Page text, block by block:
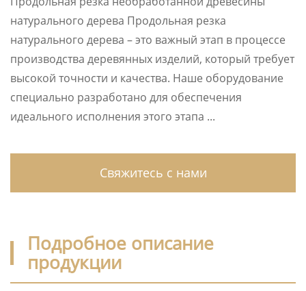
натурального дерева Продольная резка
натурального дерева – это важный этап в процессе
производства деревянных изделий, который требует
высокой точности и качества. Наше оборудование
специально разработано для обеспечения
идеального исполнения этого этапа ...
Свяжитесь с нами
Подробное описание
продукции